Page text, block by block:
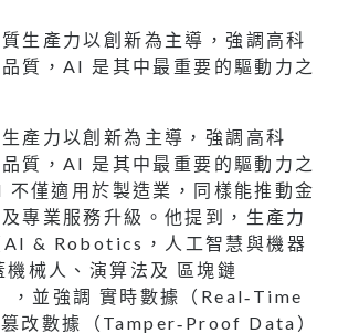
生產力以創新為主導，強調高科
質，AI 是其中最重要的驅動力之
產力以創新為主導，強調高科
質，AI 是其中最重要的驅動力之
不僅適用於製造業，同樣能推動金
專業服務升級。他提到，生產力
AI & Robotics，人工智慧與機器
機械人、演算法及 區塊鏈
，並強調 實時數據（Real‑Time
改數據（Tamper‑Proof Data）